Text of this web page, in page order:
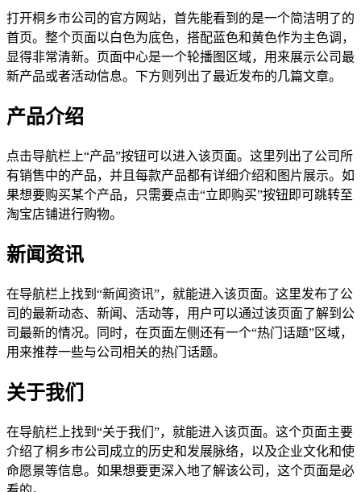
打开桐乡市公司的官方网站，首先能看到的是一个简洁明了的
首页。整个页面以白色为底色，搭配蓝色和黄色作为主色调，
显得非常清新。页面中心是一个轮播图区域，用来展示公司最
新产品或者活动信息。下方则列出了最近发布的几篇文章。
产品介绍
点击导航栏上“产品”按钮可以进入该页面。这里列出了公司所
有销售中的产品，并且每款产品都有详细介绍和图片展示。如
果想要购买某个产品，只需要点击“立即购买”按钮即可跳转至
淘宝店铺进行购物。
新闻资讯
在导航栏上找到“新闻资讯”，就能进入该页面。这里发布了公
司的最新动态、新闻、活动等，用户可以通过该页面了解到公
司最新的情况。同时，在页面左侧还有一个“热门话题”区域，
用来推荐一些与公司相关的热门话题。
关于我们
在导航栏上找到“关于我们”，就能进入该页面。这个页面主要
介绍了桐乡市公司成立的历史和发展脉络，以及企业文化和使
命愿景等信息。如果想要更深入地了解该公司，这个页面是必